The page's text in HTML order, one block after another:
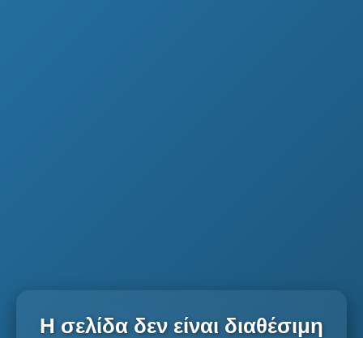
Η σελίδα δεν είναι διαθέσιμη